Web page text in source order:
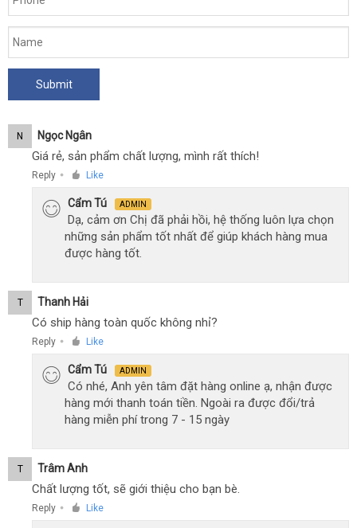
N Ngọc Ngân
Giá rẻ, sản phẩm chất lượng, mình rất thích!
Reply ● Like
Cẩm Tú ADMIN
Dạ, cảm ơn Chị đã phải hồi, hệ thống luôn lựa chọn
những sản phẩm tốt nhất để giúp khách hàng mua
được hàng tốt.
T Thanh Hải
Có ship hàng toàn quốc không nhỉ?
Reply ● Like
Cẩm Tú ADMIN
Có nhé, Anh yên tâm đặt hàng online ạ, nhận được
hàng mới thanh toán tiền. Ngoài ra được đổi/trả
hàng miễn phí trong 7 - 15 ngày
T Trâm Anh
Chất lượng tốt, sẽ giới thiệu cho bạn bè.
Reply ● Like